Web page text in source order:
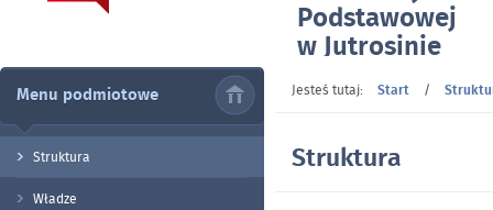
Podstawowej
w Jutrosinie
- Struktura
Menu podmiotowe
Struktura
Władze
Jesteś tutaj: Start /
Struktura